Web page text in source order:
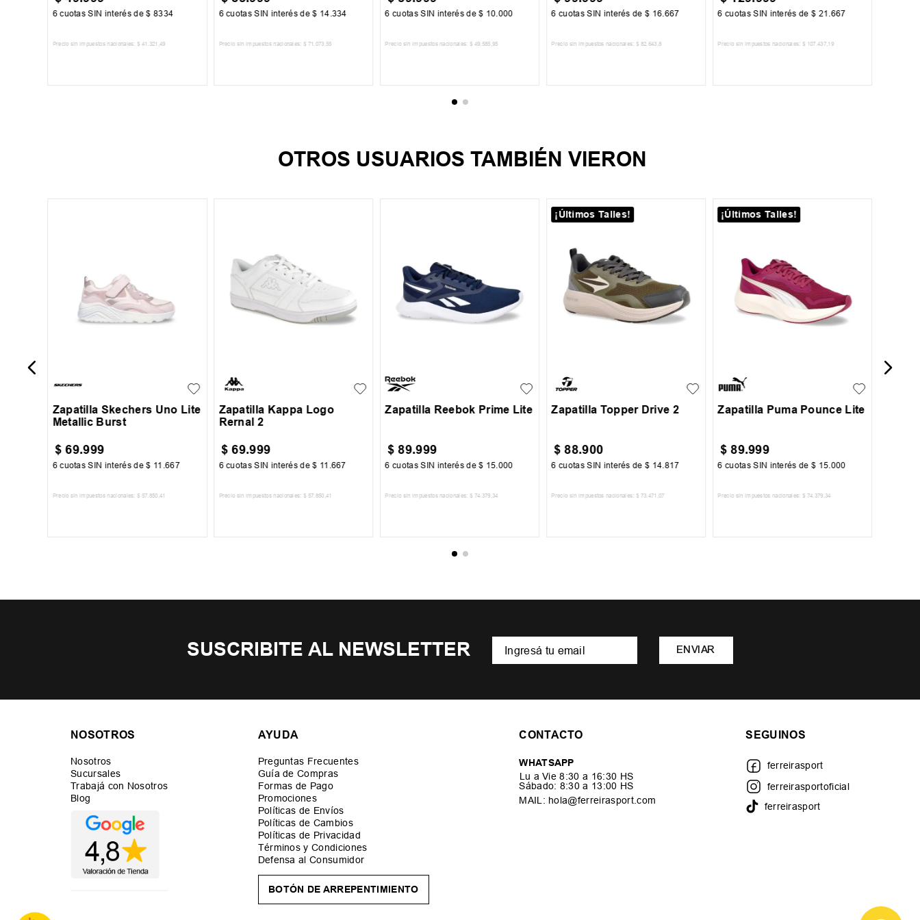
6 cuotas SIN interés de$ 8334
Precio sin impuestos nacionales: $ 41 .321 ,49
6 cuotas SIN interés de$ 14 .334
Precio sin impuestos nacionales: $ 71 .073 ,55
6 cuotas SIN interés de$ 10 000
Precio sin impuestos nacionales: $ 49.585 ,95
6 cuotas SIN interés de$ 16 667
Precio sin impuestos nacionales: $ 82.643 ,8
6 cuotas SIN interés de$ 21 667
Precio sin impuestos nacionales: $ 107 .437,19
OTROS USUARIOS TAMBIÉN VIERON
Zapatilla Skechers Uno Lite
Metallic Burst
$ 69.999
6 cuotas SIN interés de$ 11 .667
Precio sin impuestos nacionales: $ 57.850 ,41
39
Zapatilla Kappa Logo
Rernal 2
$ 69.999
6 cuotas SIN interés de$ 11 .667
Precio sin impuestos nacionales: $ 57.850 ,41
45
Zapatilla Reebok Prime Lite
$ 89.999
6 cuotas SIN interés de$ 15 000
Precio sin impuestos nacionales: $ 74.379 ,34
¡Últimos Talles!
Zapatilla Topper Drive 2
$ 88.900
6 cuotas SIN interés de$ 14 817
Precio sin impuestos nacionales: $ 73.471 ,07
¡Últimos Talles!
39
Zapatilla Puma Pounce Lite
$ 89.999
6 cuotas SIN interés de$ 15 000
Precio sin impuestos nacionales: $ 74.379 ,34
SUSCRIBITE AL NEWSLETTER ENVIAR
NOSOTROS
Nosotros
Sucursales
Trabajá con Nosotros
Blog
AYUDA
Preguntas Frecuentes
Guía de Compras
Formas de Pago
Promociones
Políticas de Envíos
Políticas de Cambios
Políticas de Privacidad
Términos y Condiciones
Defensa al Consumidor
BOTÓN DE ARREPENTIMIENTO
CONTACTO
WHATSAPP
Lu a Vie 8:30 a 16:30 HS
Sábado: 8:30 a 13:00 HS
MAIL: hola@ferreirasport.com
SEGUINOS
ferreirasport
ferreirasportoficial
ferreirasport